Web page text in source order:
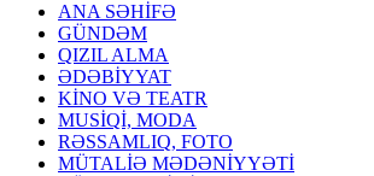
ANA SƏHİFƏ
GÜNDƏM
QIZIL ALMA
ƏDƏBİYYAT
KİNO VƏ TEATR
MUSİQİ, MODA
RƏSSAMLIQ, FOTO
MÜTALİƏ MƏDƏNİYYƏTİ